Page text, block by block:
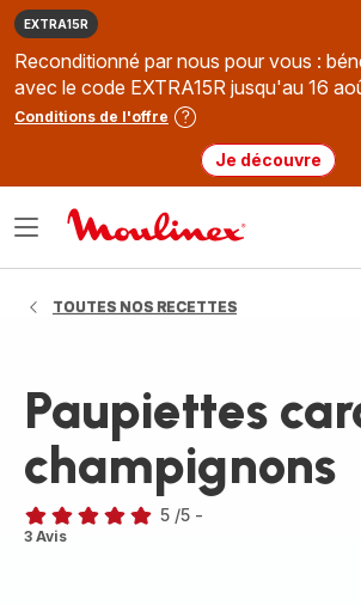
EXTRA15R
Reconditionné par nous pour vous :
avec le code EXTRA15R jusqu'au 16
Conditions de l'offre
Je découvre
Ouvrir
TOUTES NOS RECETTES
Paupiettes
champignons
Avis
5 /5 -
3 Avis